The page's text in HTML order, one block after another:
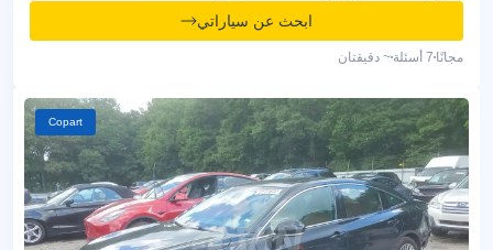
ابحث عن سياراتي
مجانًا 7 أسئلة ~ دقيقتان
Copart